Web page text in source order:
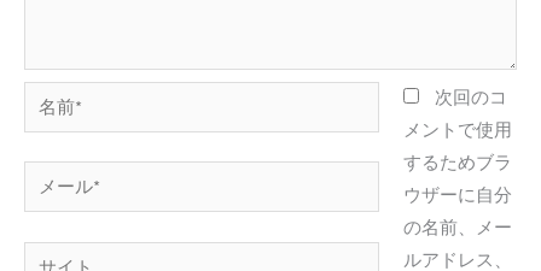
前
*
ー
ル
次回のコ
メントで使用
するためブラ
ウザーに自分
の名前、メー
ルアドレス、